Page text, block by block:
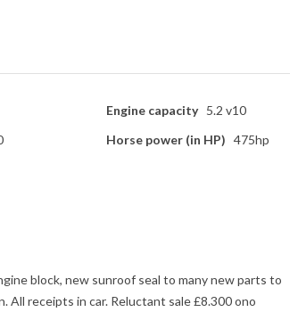
Engine capacity 5.2 v10
Horse power (in HP)
475hp
block, new sunroof seal to many new parts to
All receipts in car. Reluctant sale £8.300 ono